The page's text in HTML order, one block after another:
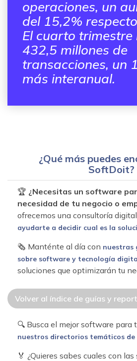
operaciones, un
del 15,2%
El cuarto trimestre
432,5 millones de
transacciones, un
más interanual.
¿Qué más puedes
SoftDoit?
🏆 ¿Necesitas un software
necesidad de tu negocio o
ofrecemos una consultoría
ayudarte a decidir cual es la
🗞 Manténte al día con nuestras
sobre software y tecnología
soluciones que optimizarán tu
Volver al índice de guías y
🔍 Busca el mejor software para
nuestros directorios temáticos de
🏅 ¿Quieres sabes cuales con